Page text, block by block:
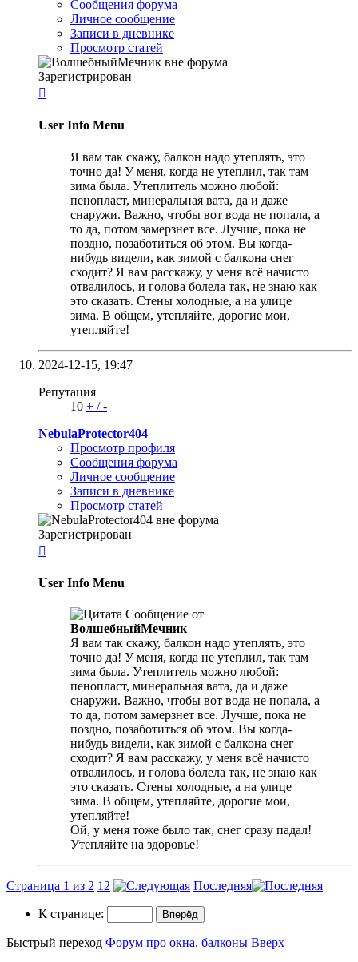
Сообщения форума
Личное сообщение
Записи в дневнике
Просмотр статей
Зарегистрирован

User Info Menu
Я вам так скажу, балкон надо утеплять, это
точно да! У меня, когда не утеплил, так там
зима была. Утеплитель можно любой:
пенопласт, минеральная вата, да и даже
снаружи. Важно, чтобы вот вода не попала, а
то да, потом замерзнет все. Лучше, пока не
поздно, позаботиться об этом. Вы когда-
нибудь видели, как зимой с балкона снег
сходит? Я вам расскажу, у меня всё начисто
отвалилось, и голова болела так, не знаю как
это сказать. Стены холодные, а на улице
зима. В общем, утепляйте, дорогие мои,
утепляйте!
2024-12-15, 19:47
Репутация
10 + /-
NebulaProtector404
Просмотр профиля
Сообщения форума
Личное сообщение
Записи в дневнике
Просмотр статей
Зарегистрирован

User Info Menu
Сообщение от
ВолшебныйМечник
Я вам так скажу, балкон надо утеплять, это
точно да! У меня, когда не утеплил, так там
зима была. Утеплитель можно любой:
пенопласт, минеральная вата, да и даже
снаружи. Важно, чтобы вот вода не попала, а
то да, потом замерзнет все. Лучше, пока не
поздно, позаботиться об этом. Вы когда-
нибудь видели, как зимой с балкона снег
сходит? Я вам расскажу, у меня всё начисто
отвалилось, и голова болела так, не знаю как
это сказать. Стены холодные, а на улице
зима. В общем, утепляйте, дорогие мои,
утепляйте!
Ой, у меня тоже было так, снег сразу падал!
Утепляйте на здоровье!
Страница 1 из 2 1 2 Последняя
К странице:
Быстрый переход Форум про окна, балконы Вверх